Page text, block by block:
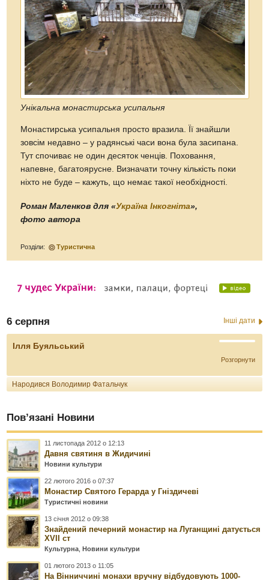
Унікальна монастирська усипальня
Монастирська усипальня просто вразила. Її знайшли
зовсім недавно – у радянські часи вона була засипана.
Тут спочиває не один десяток ченців. Поховання,
напевне, багатоярусне. Визначати точну кількість поки
ніхто не буде – кажуть, що немає такої необхідності.
Роман Маленков для «Україна Інкогніта»,
фото автора
Розділи: Туристична
6 серпня Інші дати
Ілля Буяльський
Розгорнути
Народився Володимир Фатальчук
Пов’язані Новини
11 листопада 2012 о 12:13
Давня святиня в Жидичині
Новини культури
22 лютого 2016 о 07:37
Монастир Святого Герарда у Гніздичеві
Туристичні новини
13 січня 2012 о 09:38
Знайдений печерний монастир на Луганщині датується
XVII ст
Культурна ,Новини культури
01 лютого 2013 о 11:05
На Вінниччині монахи вручну відбудовують 1000-